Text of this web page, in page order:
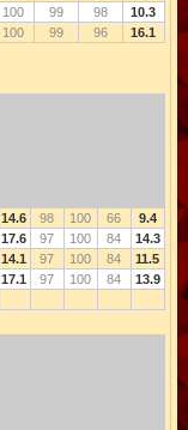
100 99 98
10.3
100 99 96 16.1
14.6 98 100 66
9.4
17.6 97 100 84
14.3
14.1 97 100 84
11.5
17.1 97 100 84 13.9